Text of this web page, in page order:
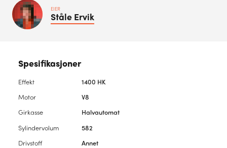
EIER
Ståle Ervik
Spesifikasjoner
Effekt
1400 HK
Motor
V8
Girkasse
Halvautomat
Sylindervolum
582
Drivstoff
Annet